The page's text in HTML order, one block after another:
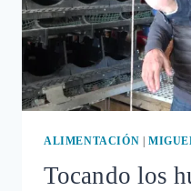
DE
LA
ALIMENTACIÓN
Tocando los